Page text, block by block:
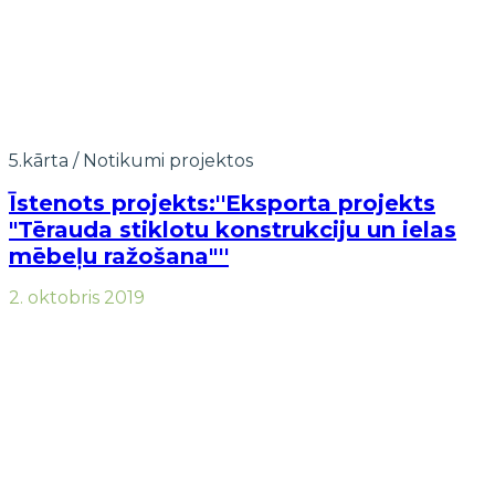
5.kārta / Notikumi projektos
Īstenots projekts:''Eksporta projekts
"Tērauda stiklotu konstrukciju un ielas
mēbeļu ražošana"''
2. oktobris 2019